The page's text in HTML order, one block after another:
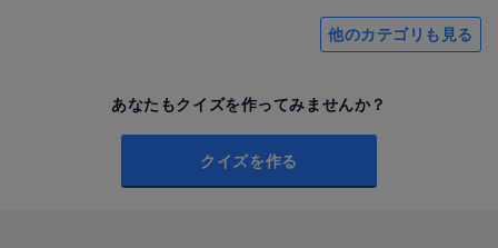
他のカテゴリも見る
あなたもクイズを作ってみませんか？
クイズを作る